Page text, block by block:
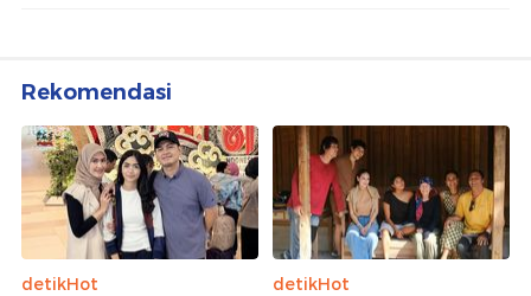
Rekomendasi
detikHot
detikHot